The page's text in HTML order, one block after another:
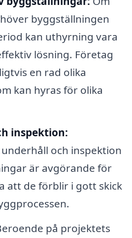
byggställningen
kan uthyrning vara
lösning. Företag
en rad olika
kan hyras för olika
inspektion:
och inspektion
är avgörande för
att de förblir i gott skick
på projektets